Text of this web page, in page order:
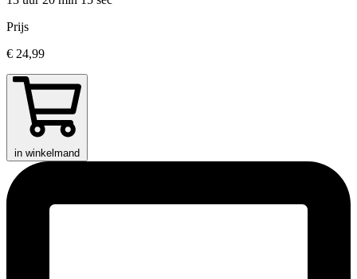
Prijs
€ 24,99
in winkelmand